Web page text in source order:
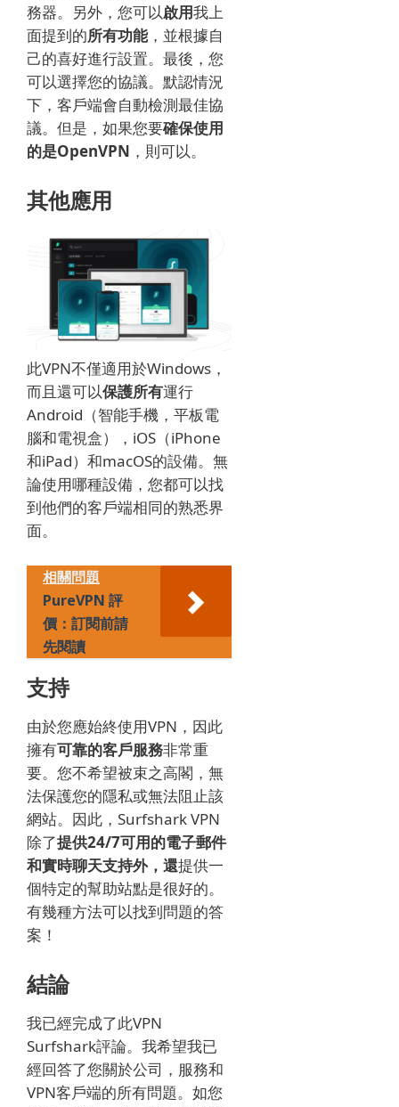
務器。 另外，您可以啟用我上
面提到的所有功能，並根據自
己的喜好進行設置。 最後，您
可以選擇您的協議。 默認情況
下，客戶端會自動檢測最佳協
議。 但是，如果您要確保使用
的是OpenVPN ，則可以。
其他應用
此VPN不僅適用於Windows，
而且還可以保護所有運行
Android（智能手機，平板電
腦和電視盒），iOS（iPhone
和iPad）和macOS的設備。 無
論使用哪種設備，您都可以找
到他們的客戶端相同的熟悉界
面。
相關問題
PureVPN 評
價：訂閱前請
先閱讀
支持
由於您應始終使用VPN，因此
擁有可靠的客戶服務非常重
要。 您不希望被束之高閣，無
法保護您的隱私或無法阻止該
網站。 因此，Surfshark VPN
除了提供24/7可用的電子郵件
和實時聊天支持外，還提供一
個特定的幫助站點是很好的。
有幾種方法可以找到問題的答
案！
結論
我已經完成了此VPN
Surfshark評論。 我希望我已
經回答了您關於公司，服務和
VPN客戶端的所有問題。 如您